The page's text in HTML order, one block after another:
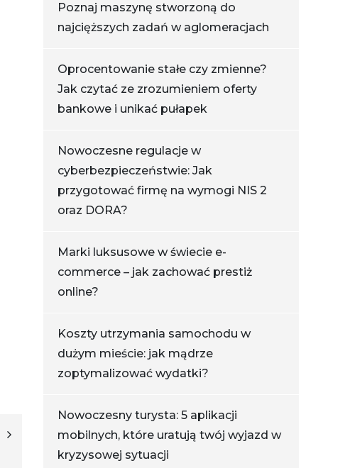
Poznaj maszynę stworzoną do
najcięższych zadań w aglomeracjach
Oprocentowanie stałe czy zmienne?
Jak czytać ze zrozumieniem oferty
bankowe i unikać pułapek
Nowoczesne regulacje w
cyberbezpieczeństwie: Jak
przygotować firmę na wymogi NIS 2
oraz DORA?
Marki luksusowe w świecie e-
commerce – jak zachować prestiż
online?
Koszty utrzymania samochodu w
dużym mieście: jak mądrze
zoptymalizować wydatki?
Nowoczesny turysta: 5 aplikacji
mobilnych, które uratują twój wyjazd w
kryzysowej sytuacji